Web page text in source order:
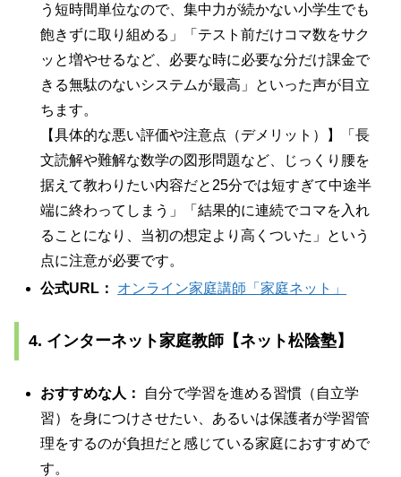
う短時間単位なので、集中力が続かない小学生でも
飽きずに取り組める」「テスト前だけコマ数をサク
ッと増やせるなど、必要な時に必要な分だけ課金で
きる無駄のないシステムが最高」といった声が目立
ちます。
【具体的な悪い評価や注意点（デメリット）】「長
文読解や難解な数学の図形問題など、じっくり腰を
据えて教わりたい内容だと25分では短すぎて中途半
端に終わってしまう」「結果的に連続でコマを入れ
ることになり、当初の想定より高くついた」という
点に注意が必要です。
公式URL：
オンライン家庭講師「家庭ネット」
4. インターネット家庭教師【ネット松陰塾】
おすすめな人：
自分で学習を進める習慣（自立学
習）を身につけさせたい、あるいは保護者が学習管
理をするのが負担だと感じている家庭におすすめで
す。